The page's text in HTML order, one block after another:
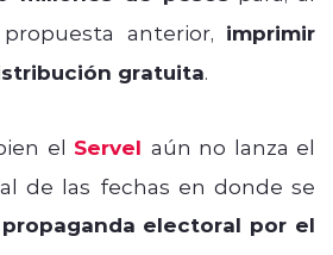
anterior, imprimir
gratuita.
el Servel aún no lanza el
de las fechas en donde se
propaganda electoral por el